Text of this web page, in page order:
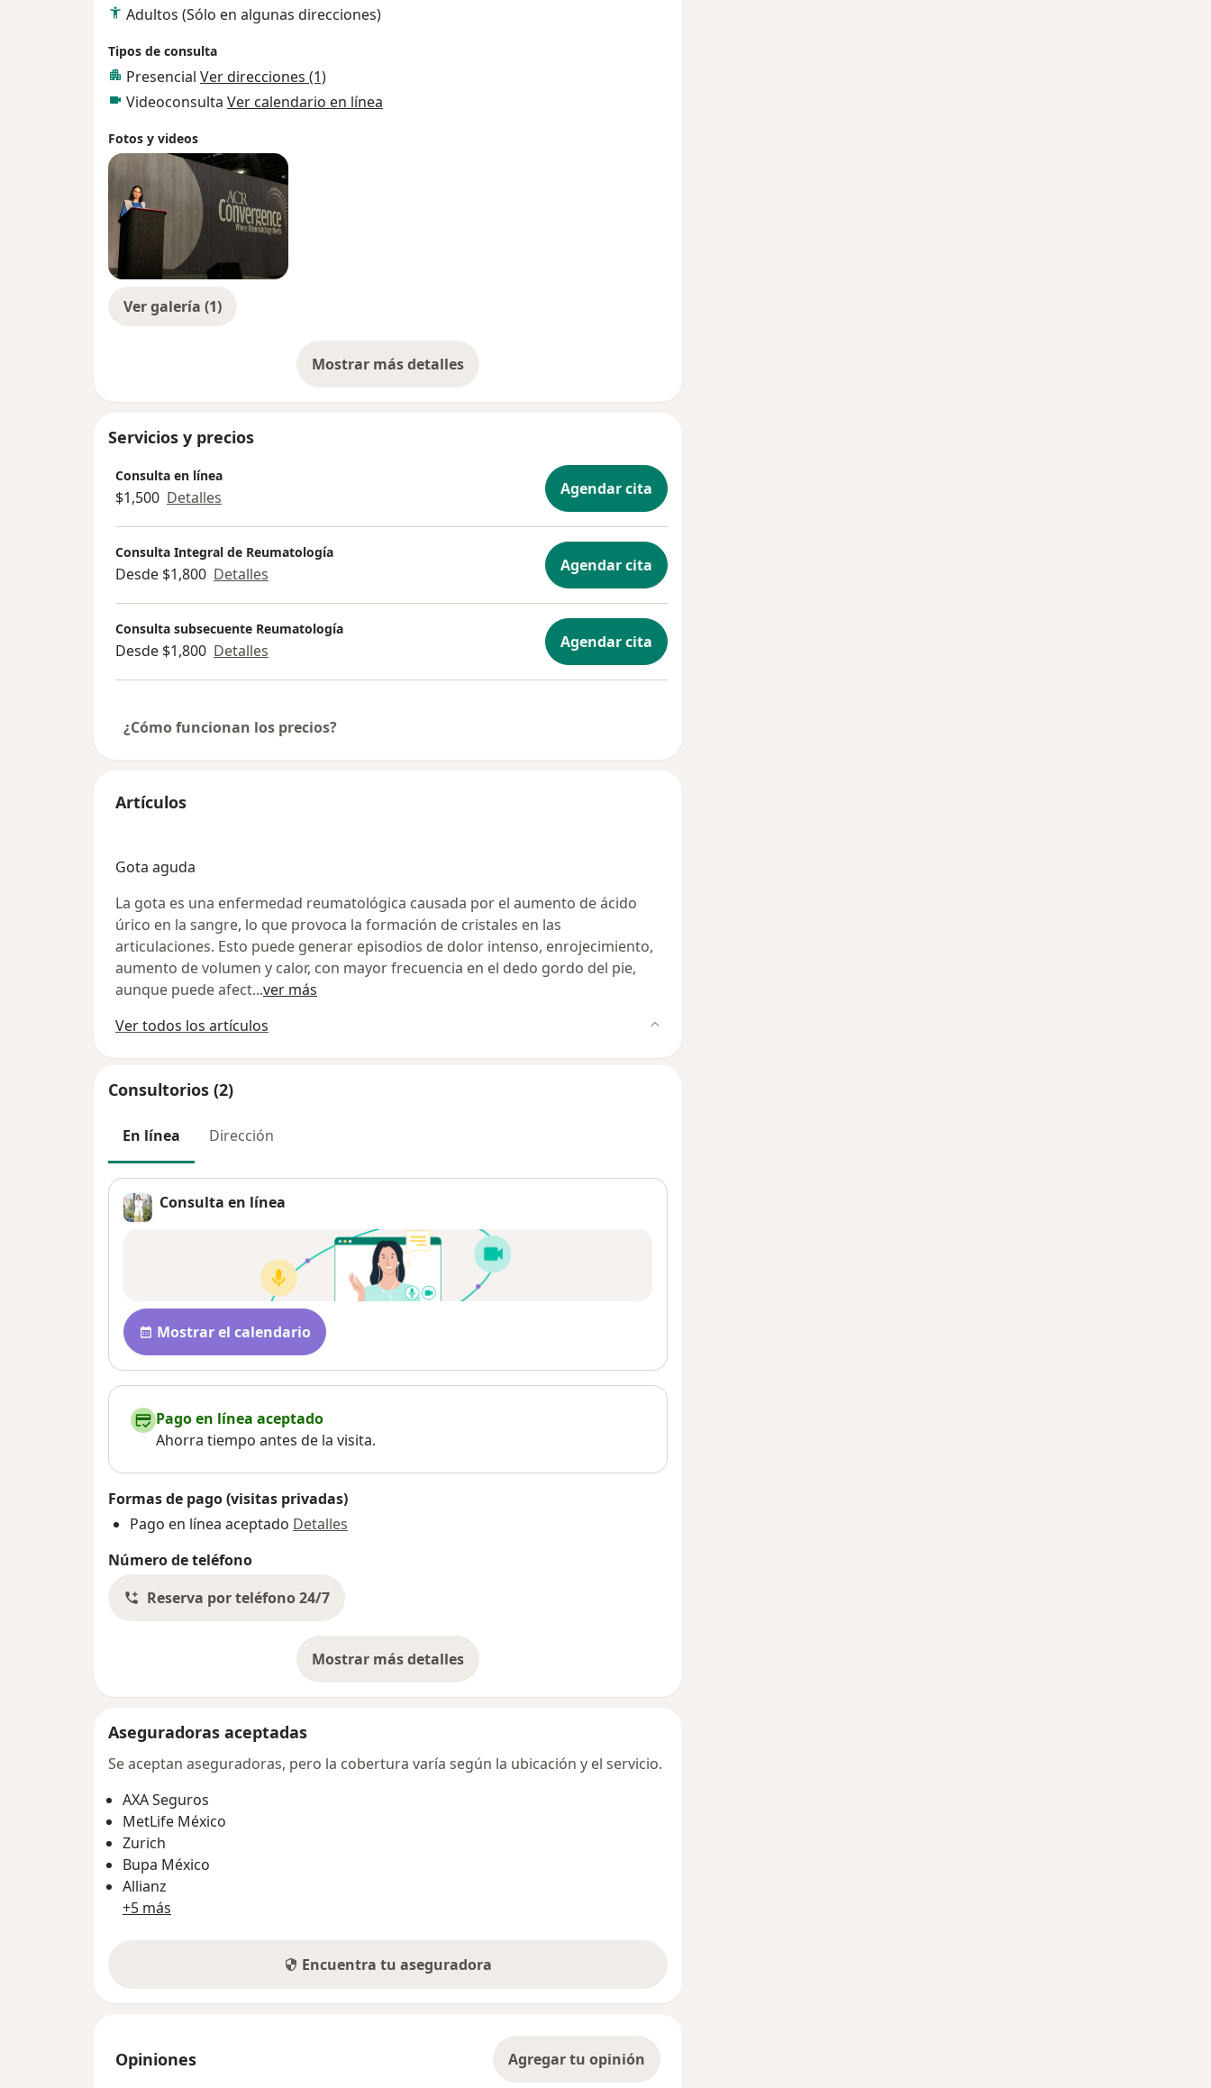
Esclerosis sistémica
Miopatías inflamatorias
Adultos (Sólo en algunas direcciones)
Tipos de consulta
Presencial Ver direcciones (1)
Videoconsulta Ver calendario en línea
Fotos y videos
Ver galería (1)
Mostrar más detalles
sobre la experiencia
Servicios y precios
Consulta en línea
$1,500 Detalles Agendar cita
Consulta Integral de Reumatología
Desde $1,800 Detalles Agendar cita
Consulta subsecuente Reumatología
Desde $1,800 Detalles Agendar cita
¿Cómo funcionan los precios?
Artículos
Gota aguda
La gota es una enfermedad reumatológica causada por el aumento de ácido
úrico en la sangre, lo que provoca la formación de cristales en las
articulaciones. Esto puede generar episodios de dolor intenso, enrojecimiento,
aumento de volumen y calor, con mayor frecuencia en el dedo gordo del pie,
aunque puede afect...ver más
Ver todos los artículos
Consultorios (2)
En línea Dirección
Consulta en línea
Disponibilidad
Mostrar el calendario
Pago en línea aceptado
Ahorra tiempo antes de la visita.
Formas de pago (visitas privadas)
Pago en línea aceptado Detalles
Número de teléfono
Reserva por teléfono 24/7
Mostrar más detalles
sobre la dirección
Aseguradoras aceptadas
Se aceptan aseguradoras, pero la cobertura varía según la ubicación y el servicio.
AXA Seguros
MetLife México
Zurich
Bupa México
Allianz
+5 más
Encuentra tu aseguradora
Opiniones Agregar tu opinión